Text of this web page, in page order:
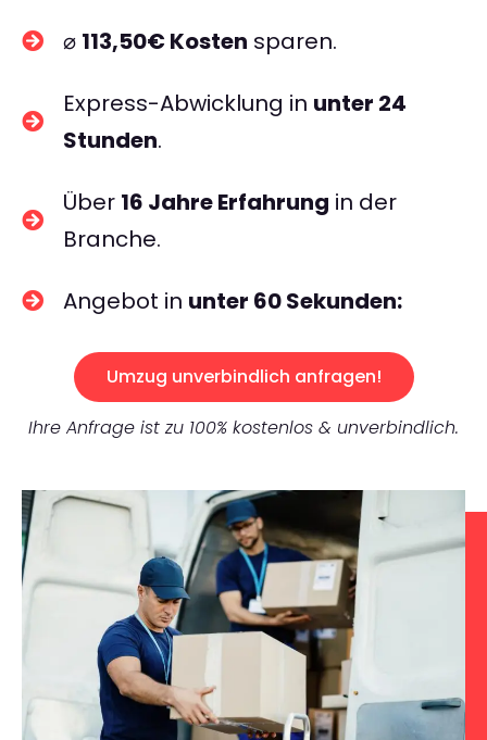
⌀ 113,50€ Kosten sparen.
Express-Abwicklung in unter 24
Stunden.
Über 16 Jahre Erfahrung in der
Branche.
Angebot in unter 60 Sekunden:
Umzug unverbindlich anfragen!
Ihre Anfrage ist zu 100% kostenlos & unverbindlich.